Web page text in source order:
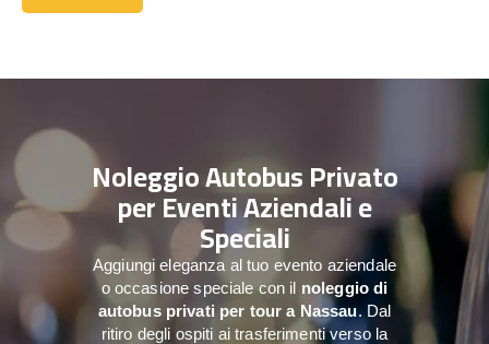
Contattaci
Noleggio Autobus Privato
per Eventi Aziendali e
Speciali
Aggiungi eleganza al tuo evento aziendale
o occasione speciale con il noleggio di
autobus privati per tour a Nassau. Dal
ritiro degli ospiti ai trasferimenti verso la